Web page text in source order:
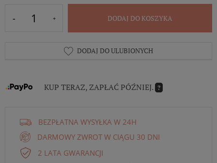
DODAJ DO KOSZYKA
DODAJ DO ULUBIONYCH
KUP TERAZ, ZAPŁAĆ PÓŹNIEJ. ?
BEZPŁATNA WYSYŁKA W 24H
DARMOWY ZWROT W CIĄGU 30 DNI
2 LATA GWARANCJI